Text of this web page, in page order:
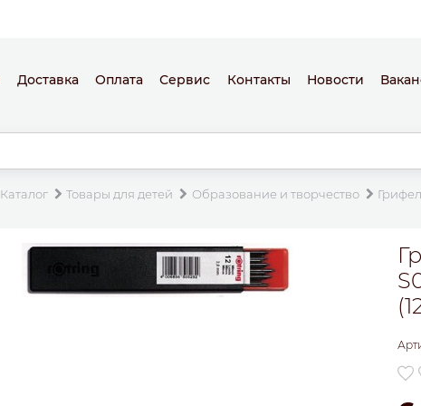
Доставка Оплата Сервис Контакты Новости
Каталог Товары для детей Образование и творчество